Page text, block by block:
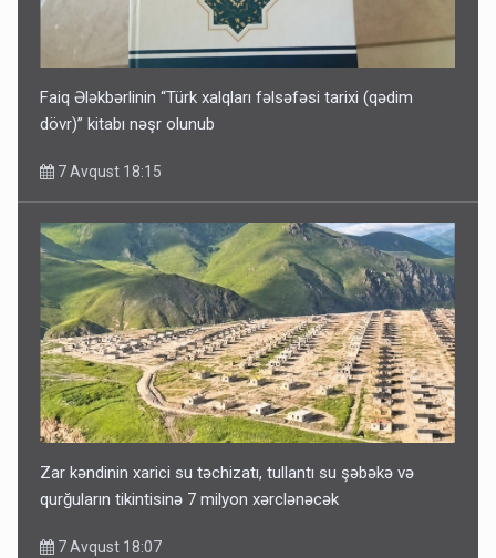
Faiq Ələkbərlinin “Türk xalqları fəlsəfəsi tarixi (qədim
dövr)” kitabı nəşr olunub
7 Avqust 18:15
Zar kəndinin xarici su təchizatı, tullantı su şəbəkə və
qurğuların tikintisinə 7 milyon xərclənəcək
7 Avqust 18:07